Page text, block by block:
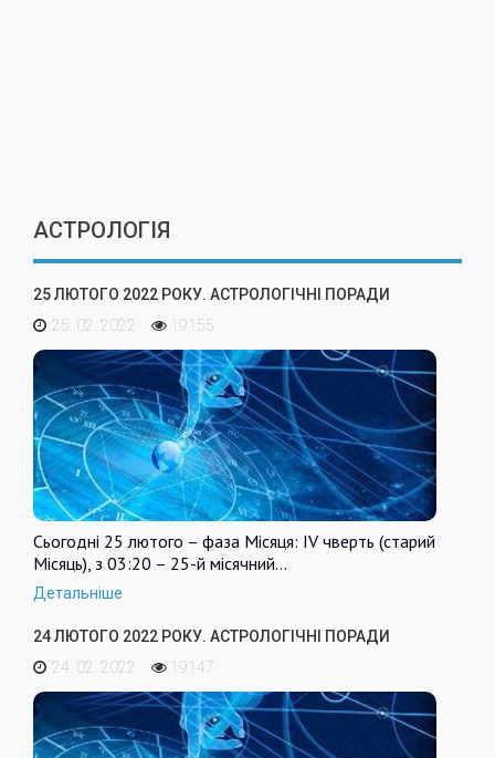
АСТРОЛОГІЯ
25 ЛЮТОГО 2022 РОКУ. АСТРОЛОГІЧНІ ПОРАДИ
25. 02. 2022
19155
Сьогодні 25 лютого – фаза Місяця: IV чверть (старий
Місяць), з 03:20 – 25-й місячний…
Детальніше
24 ЛЮТОГО 2022 РОКУ. АСТРОЛОГІЧНІ ПОРАДИ
24. 02. 2022
19147